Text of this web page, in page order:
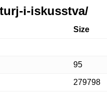
i-iskusstva/
Size
95
279798